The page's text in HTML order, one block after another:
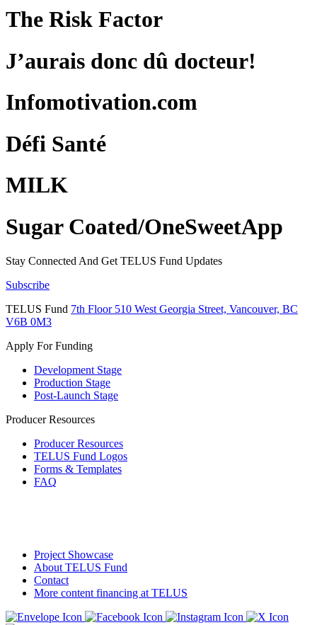
The Risk Factor
J’aurais donc dû docteur!
Infomotivation.com
Défi Santé
MILK
Sugar Coated/OneSweetApp
Stay Connected And Get TELUS Fund Updates
Subscribe
TELUS Fund 7th Floor 510 West Georgia Street, Vancouver, BC
V6B 0M3
Apply For Funding
Development Stage
Production Stage
Post-Launch Stage
Producer Resources
Producer Resources
TELUS Fund Logos
Forms & Templates
FAQ
Project Showcase
About TELUS Fund
Contact
More content financing at TELUS